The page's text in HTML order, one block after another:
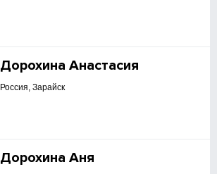
Дорохина Анастасия
Россия, Зарайск
Дорохина Аня